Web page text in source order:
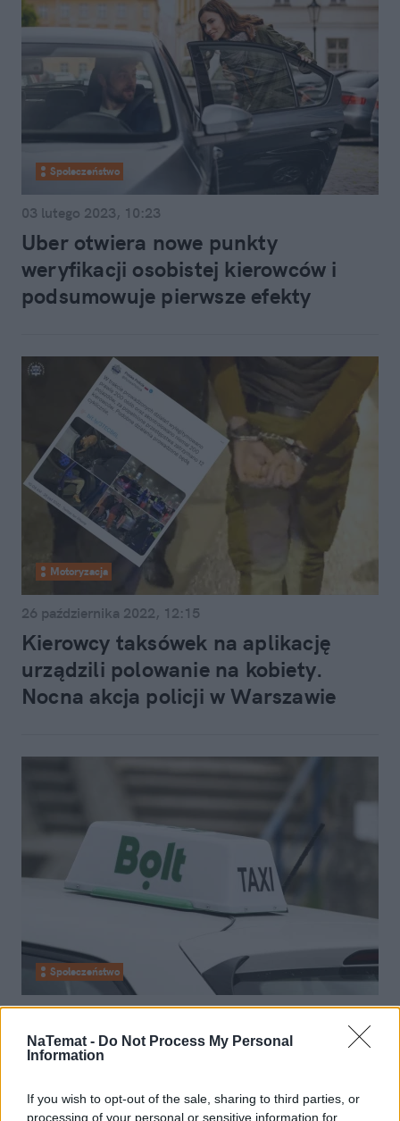
NaTemat - Do Not Process My Personal
Information
If you wish to opt-out of the sale, sharing to third parties, or
processing of your personal or sensitive information for
Społeczeństwo
03 lutego 2023, 10:23
Uber otwiera nowe punkty
weryfikacji osobistej kierowców i
podsumowuje pierwsze efekty
Motoryzacja
26 października 2022, 12:15
Kierowcy taksówek na aplikację
urządzili polowanie na kobiety.
Nocna akcja policji w Warszawie
Społeczeństwo
21 czerwca 2022, 21:53
27-latka kolejną ofiarą napaści
seksualnej w Bolcie. "Kierowca nagi
od pasa w dół"